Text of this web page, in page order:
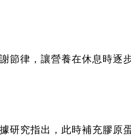
節律，讓營養在休息時逐
研究指出，此時補充膠原